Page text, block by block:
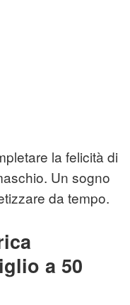
la felicità di
Un sogno
da tempo.
a 50